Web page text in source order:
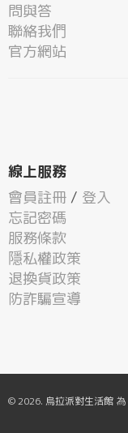
問與答
聯絡我們
官方網站
線上服務
會員註冊 / 登入
忘記密碼
服務條款
隱私權政策
退換貨政策
防詐騙宣導
© 2026. 烏拉派對生活館 為